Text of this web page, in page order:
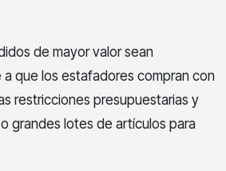
de mayor valor sean
que los estafadores compran con
restricciones presupuestarias y
grandes lotes de artículos para